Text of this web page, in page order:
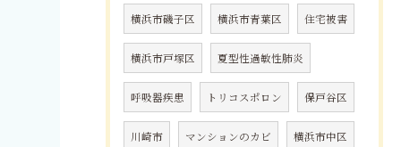
横浜市磯子区 横浜市青葉区 住宅被害
横浜市戸塚区 夏型性過敏性肺炎
呼吸器疾患 トリコスポロン 保戸谷区
川崎市 マンションのカビ 横浜市中区